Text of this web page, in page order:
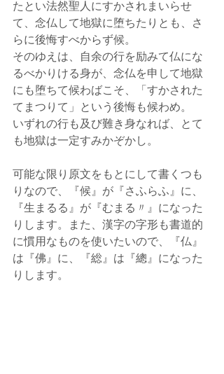
たとい法然聖人にすかされまいらせ
て、念仏して地獄に堕ちたりとも、さ
らに後悔すべからず候。
そのゆえは、自余の行を励みて仏にな
るべかりける身が、念仏を申して地獄
にも堕ちて候わばこそ、「すかされた
てまつりて」という後悔も候わめ。
いずれの行も及び難き身なれば、とて
も地獄は一定すみかぞかし。
可能な限り原文をもとにして書くつも
りなので、『候』が『さふらふ』に、
『生まるる』が『むまる〃』になった
りします。また、漢字の字形も書道的
に慣用なものを使いたいので、『仏』
は『佛』に、『総』は『總』になった
りします。